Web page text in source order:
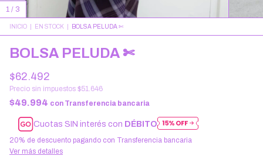
1 / 3
INICIO EN STOCK BOLSA PELUDA ✄
BOLSA PELUDA ✄
$62.492
Precio sin impuestos $51.646
$49.994 con Transferencia bancaria
Cuotas SIN interés con DÉBITO
20% de descuento pagando con Transferencia bancaria
Ver más detalles